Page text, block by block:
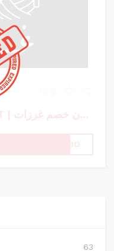
كود خصم غرزات | GHARZAT | كوبون خصم غرزات
ZTBO
63